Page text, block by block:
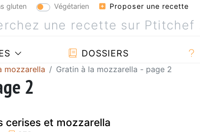
gluten Végétarien Proposer une recette
DOSSIERS
mozzarella Gratin à la mozzarella - page 2
2
cerises et mozzarella